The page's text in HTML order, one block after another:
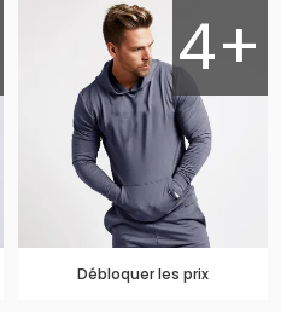
4+
Débloquer les prix